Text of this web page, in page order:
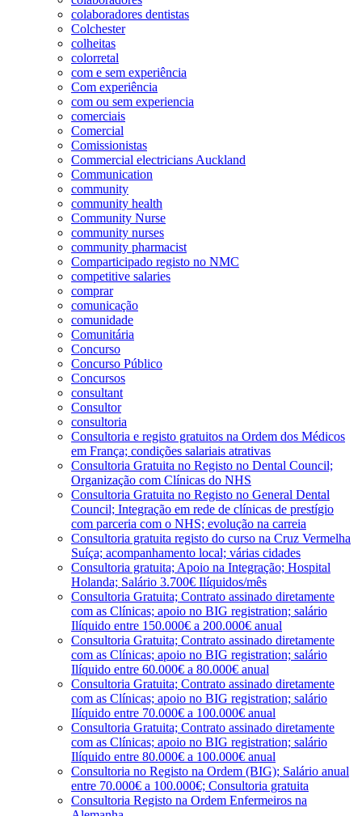
colaboradores dentistas
Colchester
colheitas
colorretal
com e sem experiência
Com experiência
com ou sem experiencia
comerciais
Comercial
Comissionistas
Commercial electricians Auckland
Communication
community
community health
Community Nurse
community nurses
community pharmacist
Comparticipado registo no NMC
competitive salaries
comprar
comunicação
comunidade
Comunitária
Concurso
Concurso Público
Concursos
consultant
Consultor
consultoria
Consultoria e registo gratuitos na Ordem dos Médicos
em França; condições salariais atrativas
Consultoria Gratuita no Registo no Dental Council;
Organização com Clínicas do NHS
Consultoria Gratuita no Registo no General Dental
Council; Integração em rede de clínicas de prestígio
com parceria com o NHS; evolução na carreia
Consultoria gratuita registo do curso na Cruz Vermelha
Suíça; acompanhamento local; várias cidades
Consultoria gratuita; Apoio na Integração; Hospital
Holanda; Salário 3.700€ Ilíquidos/mês
Consultoria Gratuita; Contrato assinado diretamente
com as Clínicas; apoio no BIG registration; salário
Ilíquido entre 150.000€ a 200.000€ anual
Consultoria Gratuita; Contrato assinado diretamente
com as Clínicas; apoio no BIG registration; salário
Ilíquido entre 60.000€ a 80.000€ anual
Consultoria Gratuita; Contrato assinado diretamente
com as Clínicas; apoio no BIG registration; salário
Ilíquido entre 70.000€ a 100.000€ anual
Consultoria Gratuita; Contrato assinado diretamente
com as Clínicas; apoio no BIG registration; salário
Ilíquido entre 80.000€ a 100.000€ anual
Consultoria no Registo na Ordem (BIG); Salário anual
entre 70.000€ a 100.000€; Consultoria gratuita
Consultoria Registo na Ordem Enfermeiros na